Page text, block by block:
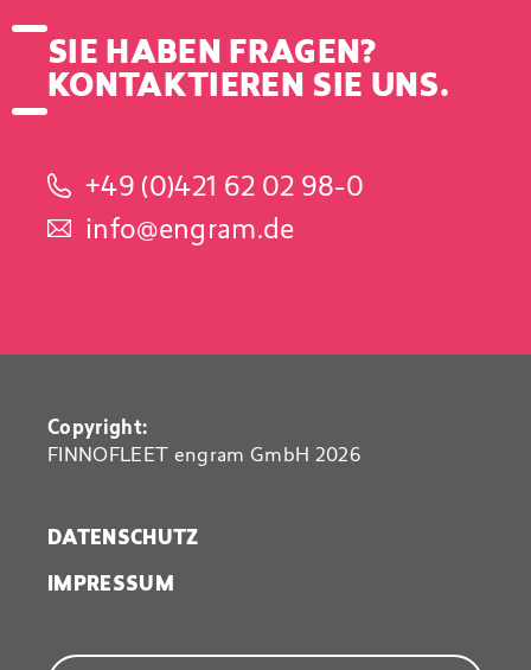
SIE HABEN FRAGEN?
KONTAKTIEREN SIE UNS.
+49 (0)421 62 02 98-0
info@engram.de
Copyright:
FINNOFLEET engram GmbH 2026
DATENSCHUTZ
IMPRESSUM